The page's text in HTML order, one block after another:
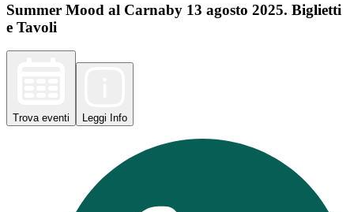
Summer Mood al Carnaby 13 agosto 2025. Biglietti
e Tavoli
Trova eventi Leggi Info